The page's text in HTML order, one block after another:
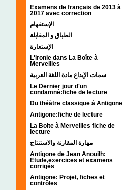
Examens de français de 2013 à
2017 avec correction
الإستفهام
الطباق و المقابلة
الإستعارة
L'ironie dans La Boîte à
Merveilles
سمات الإبداع مادة اللغة العربية
Le Dernier jour d'un
condamné:fiche de lecture
Du théâtre classique à Antigone
Antigone:fiche de lecture
La Boite à Merveilles fiche de
lecture
مهارة المقارنة والاستنتاج
Antigone de Jean Anouilh:
Etude,exercices et examens
corrigés
Antigone: Projet, fiches et
contrôles